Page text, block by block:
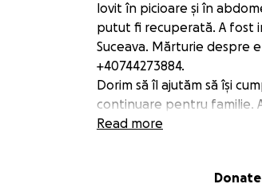
lovit în picioare și în
putut fi recuperată. A fost
Suceava. Mărturie despre
+40744273884.
Dorim să îl ajutăm să își
continuare pentru familie.
familie a luat deja inițiativa
este pretențios deloc. A
Read more
Donate